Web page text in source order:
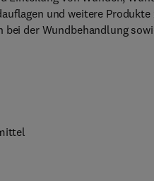
und weitere
der Wundbehandlung